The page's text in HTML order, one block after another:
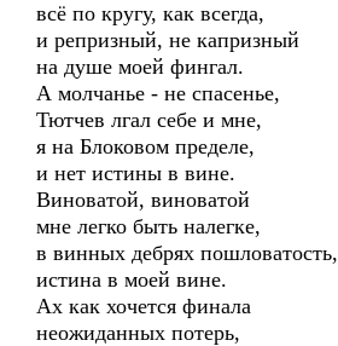
всё по кругу, как всегда,
и репризный, не капризный
на душе моей фингал.
А молчанье - не спасенье,
Тютчев лгал себе и мне,
я на Блоковом пределе,
и нет истины в вине.
Виноватой, виноватой
мне легко быть налегке,
в винных дебрях пошловатость,
истина в моей вине.
Ах как хочется финала
неожиданных потерь,